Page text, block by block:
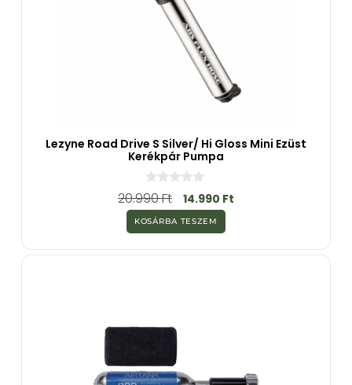
Lezyne Road Drive S Silver/ Hi Gloss Mini Ezüst
Kerékpár Pumpa
0
a
5
-
b
ő
20.990Ft 14.990 Ft
KOSÁRBA TESZEM